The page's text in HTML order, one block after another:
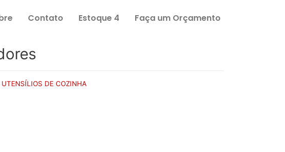
Contato Estoque 4 Faça um Orçamento
UTENSÍLIOS DE COZINHA